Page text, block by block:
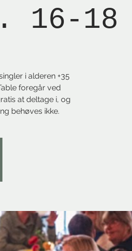
16-18
i alderen +35
foregår ved
at deltage i, og
behøves ikke.